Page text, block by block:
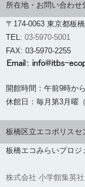
所在地・お問い合わせ
〒174-0063 東京都板
TEL: 03-5970-5001
FAX: 03-5970-2255
開館時間：午前9時か
休館日：毎月第3月曜
板橋区立エコポリスセ
板橋エコみらいプロジ
株式会社 小学館集英